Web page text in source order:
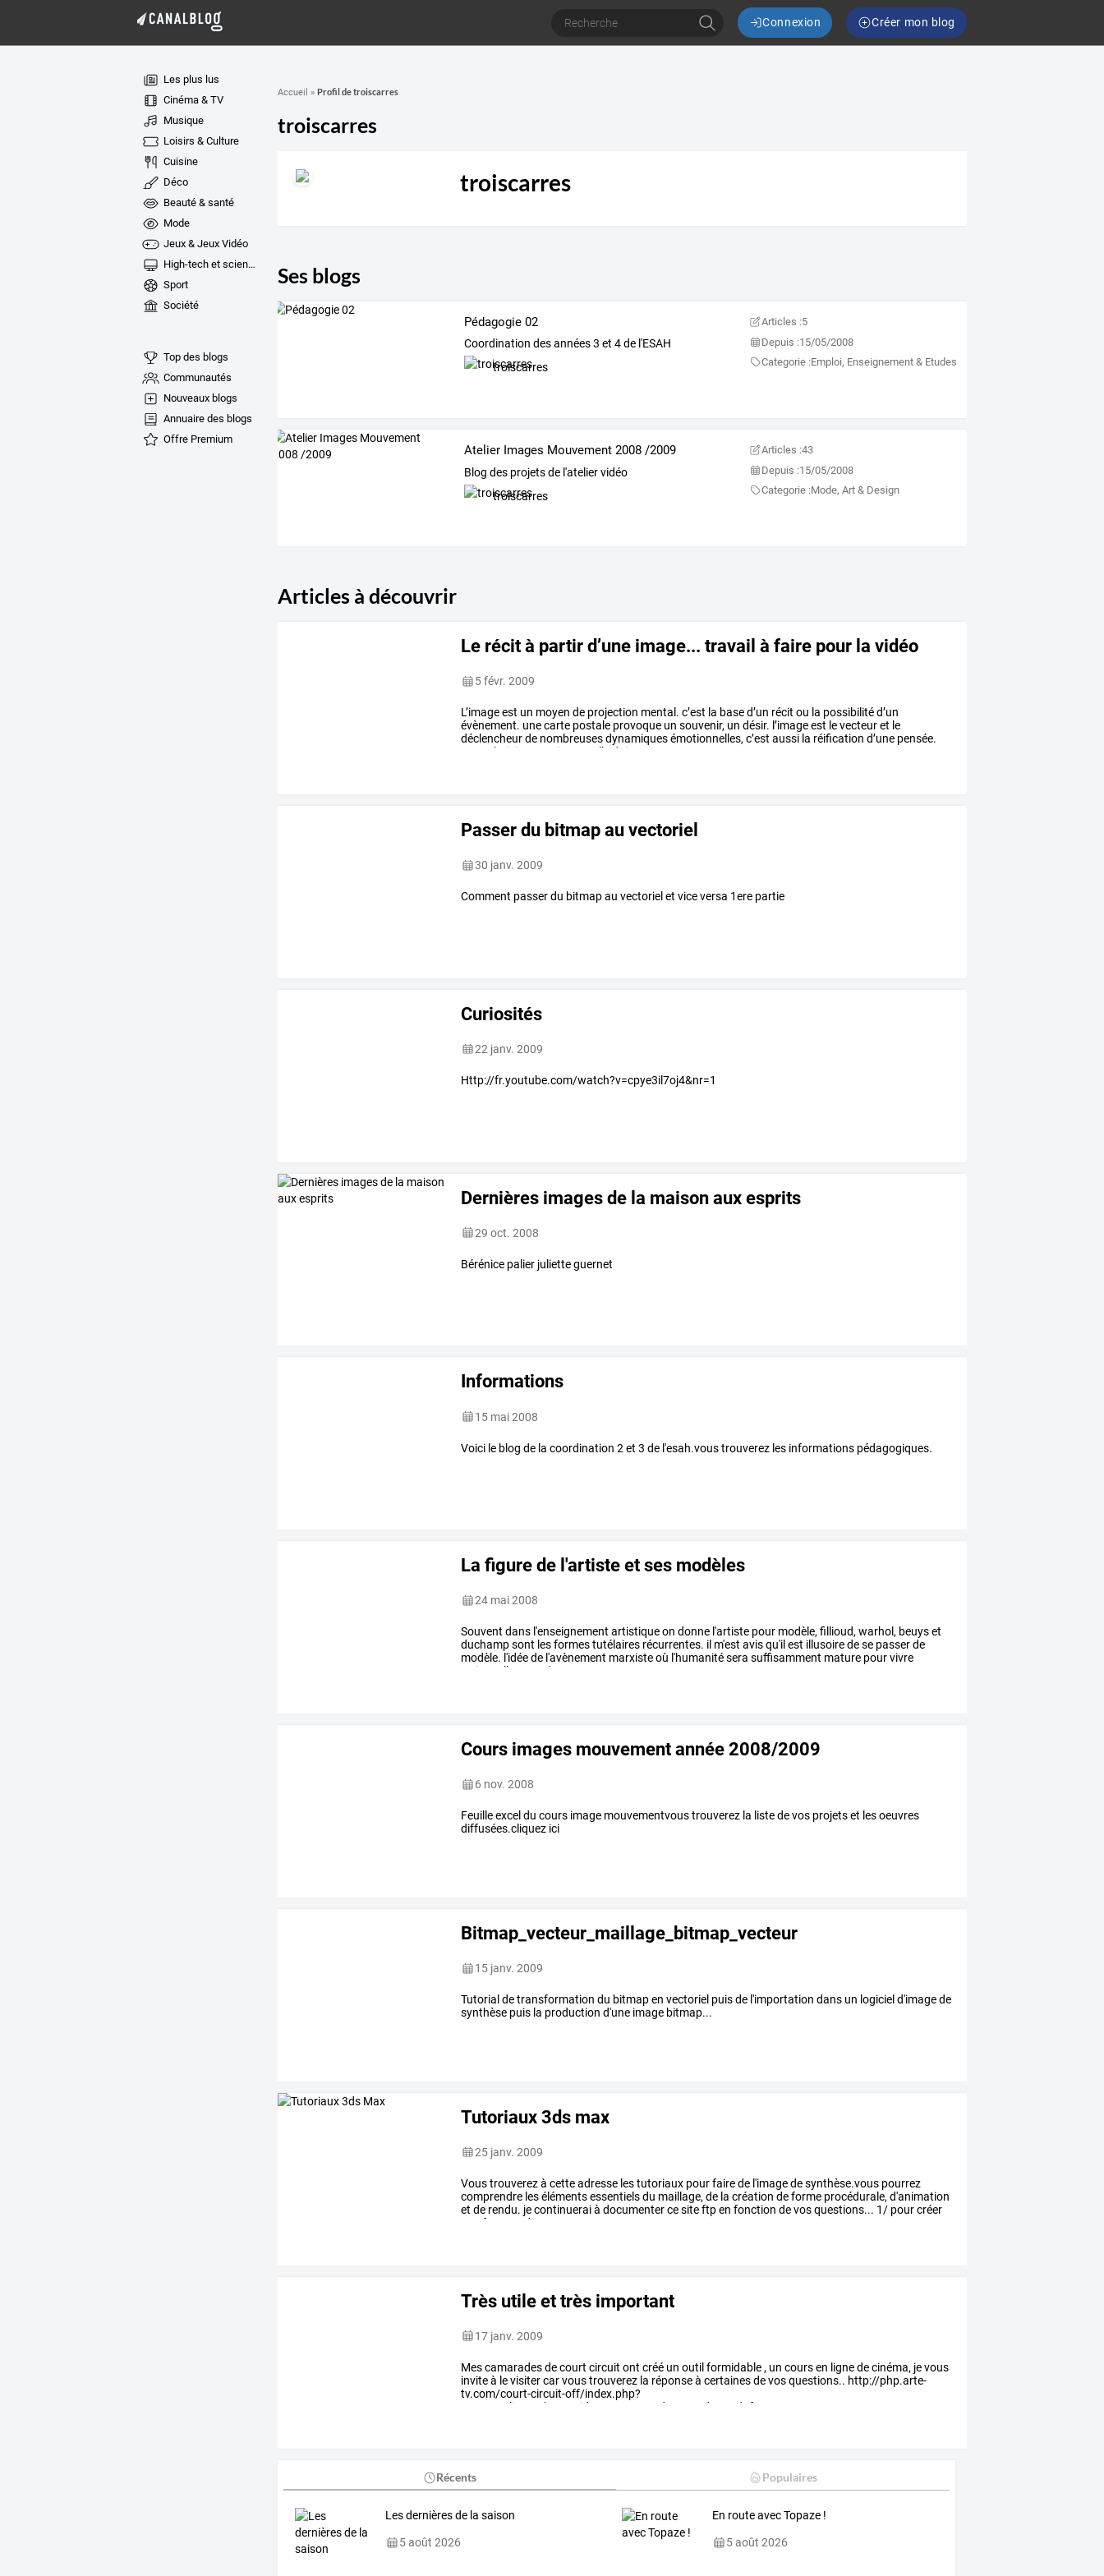
Connexion Créer mon blog
Les plus lus
Cinéma & TV
Musique
Loisirs & Culture
Cuisine
Déco
Beauté & santé
Mode
Jeux & Jeux Vidéo
High-tech et sciences
Sport
Société
Top des blogs
Communautés
Nouveaux blogs
Annuaire des blogs
Offre Premium
Accueil » Profil de troiscarres
troiscarres
troiscarres
Ses blogs
Pédagogie 02
Coordination des années 3 et 4 de l'ESAH
troiscarres
Articles :5
Depuis :15/05/2008
Categorie :Emploi, Enseignement & Etudes
Atelier Images Mouvement 2008 /2009
Blog des projets de l'atelier vidéo
troiscarres
Articles :43
Depuis :15/05/2008
Categorie :Mode, Art & Design
Articles à découvrir
Le récit à partir d’une image... travail à faire pour la vidéo
5 févr. 2009
L’imageest un moyen de projection mental. c’est la based’un récit ou la possibilitéd’un
évènement. unecarte postale provoque un souvenir, un désir. l’imageest levecteuret le
déclencheurde nombreusesdynamiquesémotionnelles,c’est aussi la réification d’une pensée.
choisirez image, elle doit
Passer du bitmap au vectoriel
30 janv. 2009
Comment passer du bitmap au vectoriel et vice versa 1ere partie
Curiosités
22 janv. 2009
Http://fr.youtube.com/watch?v=cpye3il7oj4&nr=1
Dernières images de la maison aux esprits
29 oct. 2008
Bérénice palier juliette guernet
Informations
15 mai 2008
Voici le blog de la coordination 2 et 3 de l'esah.vous trouverez les informations pédagogiques.
La figure de l'artiste et ses modèles
24 mai 2008
Souvent dans l'enseignement artistiqueon donne l'artiste pour modèle,fillioud,warhol, beuyset
duchampsont lesformestutélaires récurrentes. il m'est avisqu'il est illusoiredese passerde
modèle. l'idéede l'avènement marxisteoù l'humanitésera suffisamment mature pourvivre
rationnellement
n'est
Cours images mouvement année 2008/2009
6 nov. 2008
Feuille excel du cours image mouvementvous trouverez la liste de vos projets et les oeuvres
diffusées.cliquez ici
Bitmap_vecteur_maillage_bitmap_vecteur
15 janv. 2009
Tutorial de transformation du bitmap en vectoriel puis de l'importation dans un logiciel d'image de
synthèse puis la production d'une image bitmap...
Tutoriaux 3ds max
25 janv. 2009
Voustrouverezà cetteadresse lestutoriaux pourfairede l'imagedesynthèse.vous pourrez
comprendre lesélémentsessentielsdu maillage, de la création deforme procédurale, d'animation
et de rendu. jecontinueraià documentercesiteftpen fonction devosquestions... 1/ pourcréer
forme, 3ds
Très utile et très important
17 janv. 2009
Mes camarades de court circuit ont créé un outil formidable , un cours en ligne de cinéma, je vous
invite à le visiter car vous trouverez la réponse à certaines de vos questions.. http://php.arte-
tv.com/court-circuit-off/index.php?
page=ateliers&phpsessid=5aee7e5031de854e5d6440d3f387a479
Récents Populaires
Les dernières de la saison
5 août 2026
En route avec Topaze !
5 août 2026